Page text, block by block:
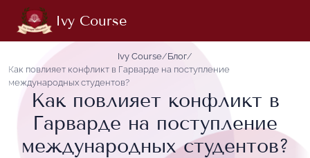
Ivy Course
Ivy Course/Блог/
Как повлияет конфликт в Гарварде на поступление
международных студентов?
Как повлияет конфликт в
Гарварде на поступление
международных студентов?